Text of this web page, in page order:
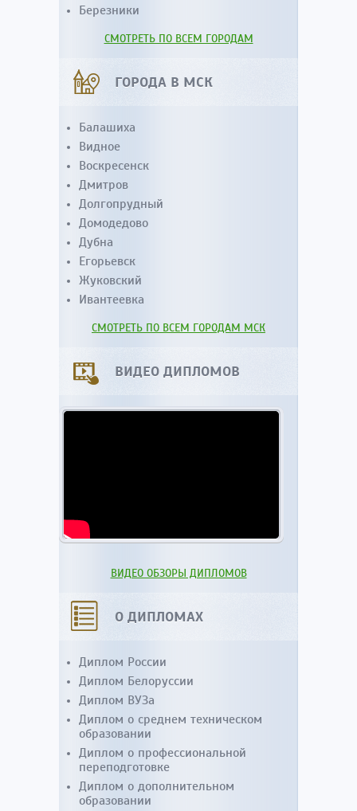
Березники
СМОТРЕТЬ ПО ВСЕМ ГОРОДАМ
ГОРОДА В МСК
Балашиха
Видное
Воскресенск
Дмитров
Долгопрудный
Домодедово
Дубна
Егорьевск
Жуковский
Ивантеевка
СМОТРЕТЬ ПО ВСЕМ ГОРОДАМ МСК
ВИДЕО ДИПЛОМОВ
ВИДЕО ОБЗОРЫ ДИПЛОМОВ
О ДИПЛОМАХ
Диплом России
Диплом Белоруссии
Диплом ВУЗа
Диплом о среднем техническом
образовании
Диплом о профессиональной
переподготовке
Диплом о дополнительном
образовании